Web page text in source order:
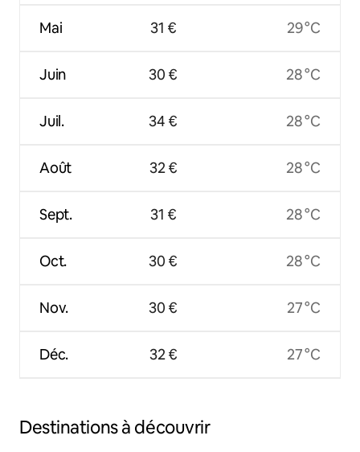
Mai
Juin
Juil.
Août
Sept.
Oct.
Nov.
Déc.
31 €
30 €
34 €
32 €
31 €
30 €
30 €
32 €
29 °C
28 °C
28 °C
28 °C
28 °C
28 °C
27 °C
27 °C
Destinations à découvrir